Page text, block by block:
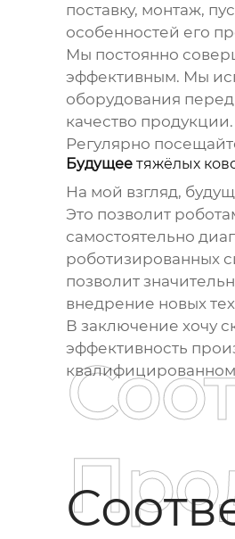
поставку, монтаж,
особенностей его
Мы постоянно
эффективным. Мы
оборудования
качество продукции.
Регулярно
Будущее тяжёлых
На мой взгляд,
Это позволит
самостоятельно
роботизированных
позволит
внедрение новых
В заключение хочу
эффективность
квалифицированном